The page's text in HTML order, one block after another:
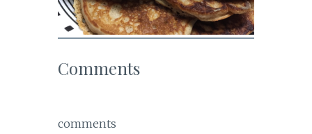
Comments
comments